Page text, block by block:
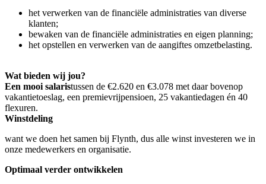
het verwerken van de financiële administraties van diverse
klanten;
bewaken van de financiële administraties en eigen planning;
het opstellen en verwerken van de aangiftes omzetbelasting.
Wat bieden wij jou?
Een mooi salaristussen de €2.620 en €3.078 met daar bovenop
vakantietoeslag, een premievrijpensioen, 25 vakantiedagen én 40
flexuren.
Winstdeling
want we doen het samen bij Flynth, dus alle winst investeren we in
onze medewerkers en organisatie.
Optimaal verder ontwikkelen